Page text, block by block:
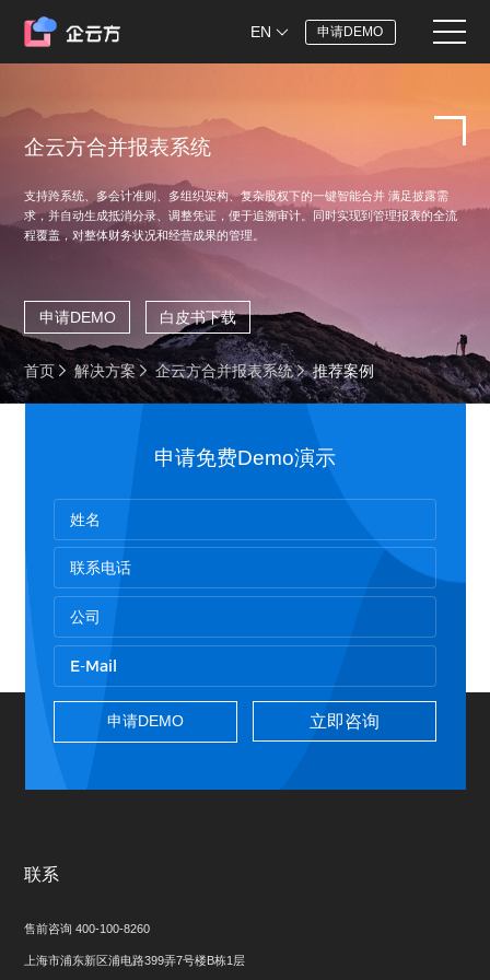
EN 申请DEMO
企云方合并报表系统
支持跨系统、多会计准则、多组织架构、复杂股权下的一键智能合并 满足披露需
求，并自动生成抵消分录、调整凭证，便于追溯审计。同时实现到管理报表的全流
程覆盖，对整体财务状况和经营成果的管理。
申请DEMO 白皮书下载
首页 解决方案 企云方合并报表系统 推荐案例
申请免费Demo演示
立即咨询
联系
售前咨询 400-100-8260
上海市浦东新区浦电路399弄7号楼B栋1层